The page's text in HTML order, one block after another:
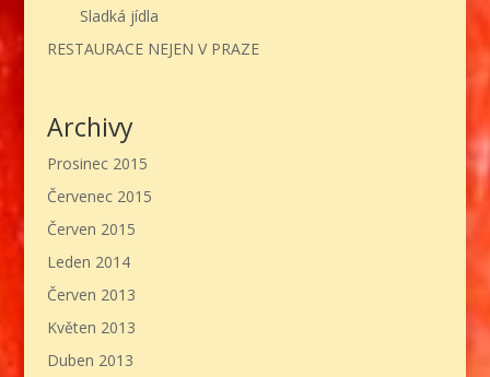
Sladká jídla
RESTAURACE NEJEN V PRAZE
Archivy
Prosinec 2015
Červenec 2015
Červen 2015
Leden 2014
Červen 2013
Květen 2013
Duben 2013